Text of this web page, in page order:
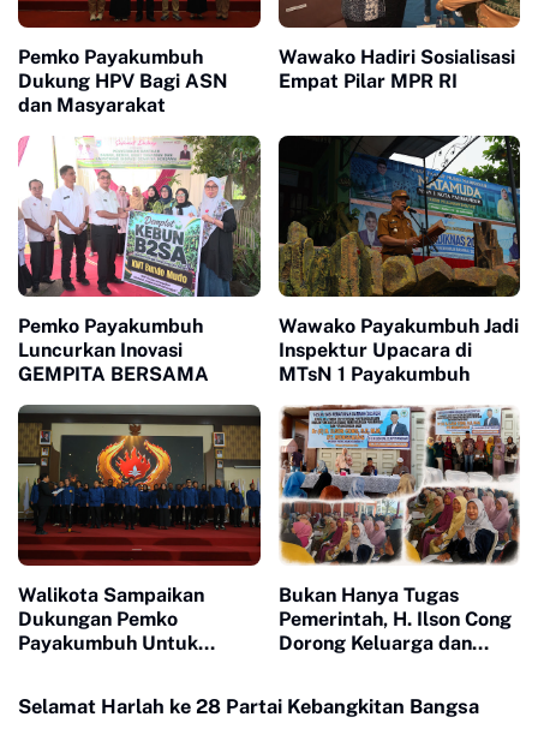
Pemko Payakumbuh
Dukung HPV Bagi ASN
dan Masyarakat
Wawako Hadiri Sosialisasi
Empat Pilar MPR RI
Pemko Payakumbuh
Luncurkan Inovasi
GEMPITA BERSAMA
Wawako Payakumbuh Jadi
Inspektur Upacara di
MTsN 1 Payakumbuh
Walikota Sampaikan
Dukungan Pemko
Payakumbuh Untuk
2026-2030
Bukan Hanya Tugas
Pemerintah, H. Ilson Cong
Dorong Keluarga dan
dan Anak
Selamat Harlah ke 28 Partai Kebangkitan Bangsa